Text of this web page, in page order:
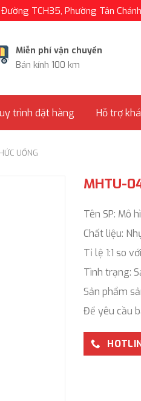
TCH35, Phường Tân Chánh
Miễn phí vận chuyển
Bán kính 100 km
trình đặt hàng Hỗ trợ
UỐNG
MHTU-
Tên SP: Mô
Chất liệu:
Tỉ lệ 1:1 so
Tình trạng:
Sản phẩm
Để yêu cầu